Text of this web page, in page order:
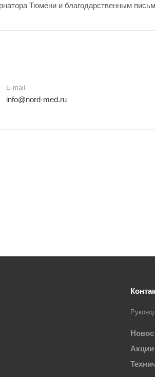
Тюмени и благодарственным
E-mail
info@nord-med.ru
Акции